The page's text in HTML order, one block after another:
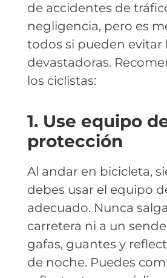
de accidentes de
negligencia, pero es
todos si pueden evitar
devastadoras.
los ciclistas:
1. Use equipo
protección
Al andar en bicicleta,
debes usar el equipo
adecuado. Nunca
carretera ni a un
gafas, guantes y
de noche. Puedes